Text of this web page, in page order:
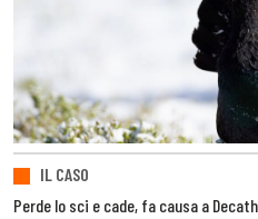
IL CASO
Perde lo sci e cade, fa causa a